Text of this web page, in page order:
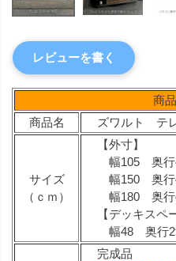
レビューを書く
商
商品名
ズワルト テ
サイズ
（ｃｍ）
【外寸】
幅105 奥行
幅150 奥行
幅180 奥行
【デッキスペ
幅48 奥行
完成品